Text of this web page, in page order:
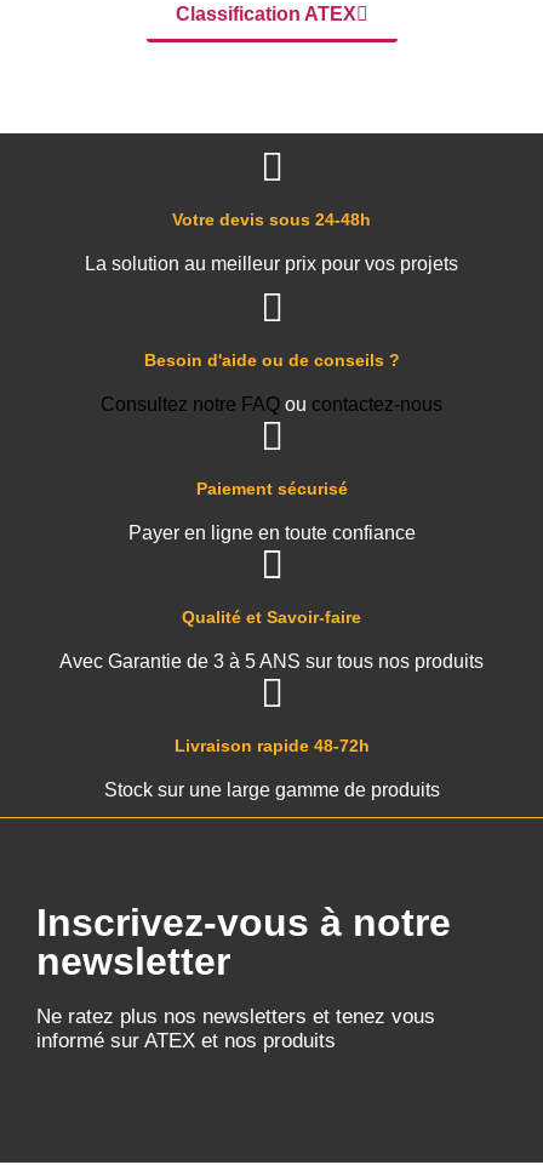
Classification ATEX
Livraison rapide 48-72h
Stock sur une large gamme de produits
Qualité et Savoir-faire
Avec Garantie de 3 à 5 ANS sur tous nos produits
Paiement sécurisé
Payer en ligne en toute confiance
Besoin d'aide ou de conseils ?
Consultez notre FAQ ou contactez-nous
Votre devis sous 24-48h
La solution au meilleur prix pour vos projets
Inscrivez-vous à notre
newsletter
Ne ratez plus nos newsletters et tenez vous
informé sur ATEX et nos produits